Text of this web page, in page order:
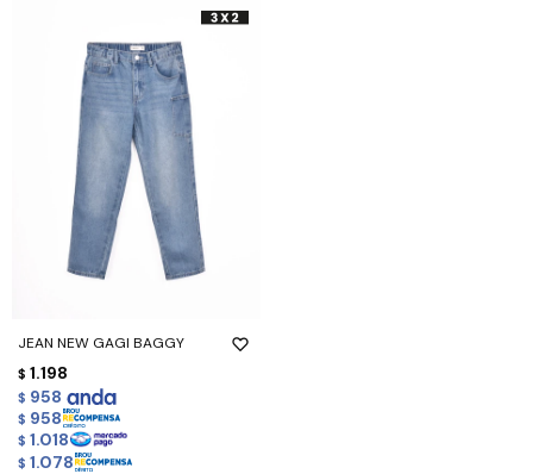
JEAN NEW GAGI BAGGY
$ 1.198
$ 958
$ 958
$ 1.018
$ 1.078